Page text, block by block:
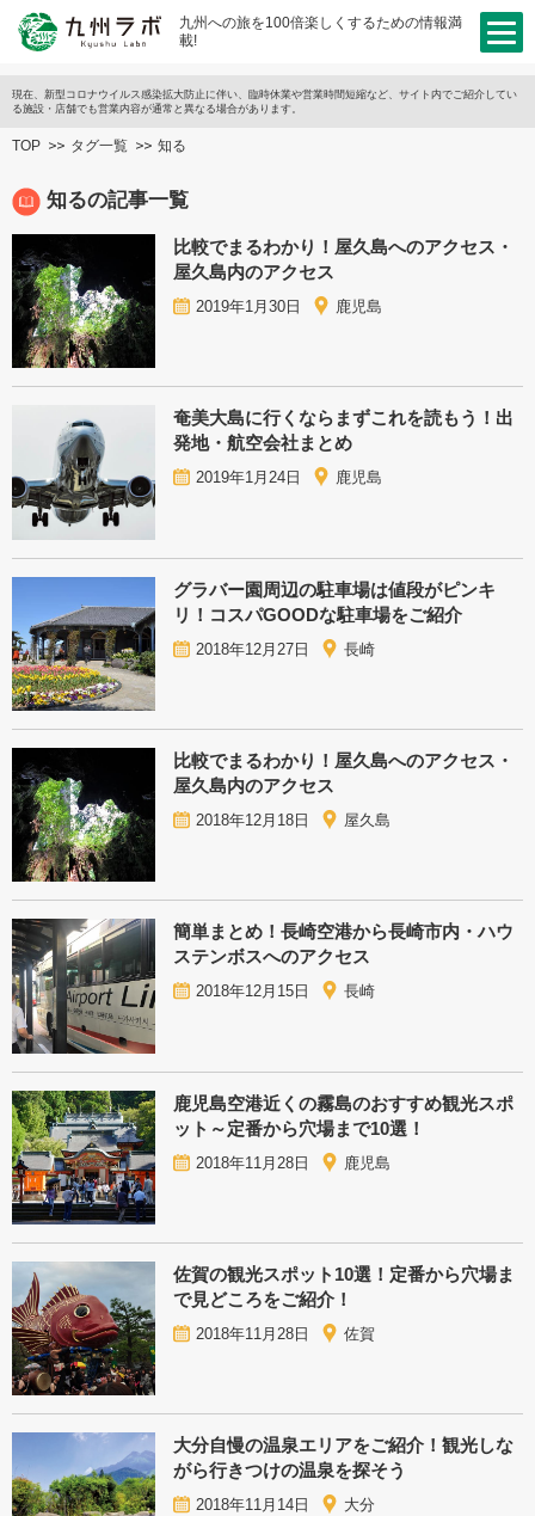
九州への旅を100倍楽しくするための情報満
載!
現在、新型コロナウイルス感染拡大防止に伴い、臨時休業や営業時間短縮など、サイト内でご紹介してい
る施設・店舗でも営業内容が通常と異なる場合があります。
TOP タグ一覧 知る
知るの記事一覧
比較でまるわかり！屋久島へのアクセス・
屋久島内のアクセス
2019年1月30日 鹿児島
奄美大島に行くならまずこれを読もう！出
発地・航空会社まとめ
2019年1月24日 鹿児島
グラバー園周辺の駐車場は値段がピンキ
リ！コスパGOODな駐車場をご紹介
2018年12月27日 長崎
比較でまるわかり！屋久島へのアクセス・
屋久島内のアクセス
2018年12月18日 屋久島
簡単まとめ！長崎空港から長崎市内・ハウ
ステンボスへのアクセス
2018年12月15日 長崎
鹿児島空港近くの霧島のおすすめ観光スポ
ット～定番から穴場まで10選！
2018年11月28日 鹿児島
佐賀の観光スポット10選！定番から穴場ま
で見どころをご紹介！
2018年11月28日 佐賀
大分自慢の温泉エリアをご紹介！観光しな
がら行きつけの温泉を探そう
2018年11月14日 大分